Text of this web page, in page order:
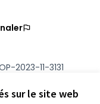
sur le site web
2023-11-3131